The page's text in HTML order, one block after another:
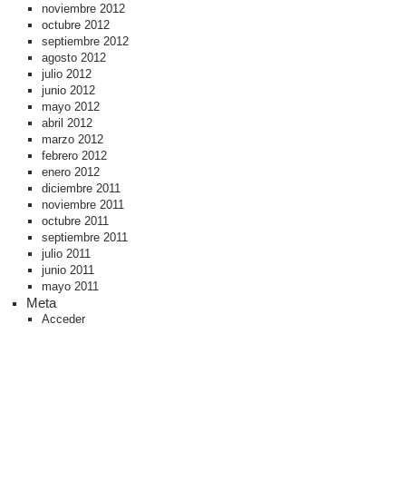
noviembre 2012
octubre 2012
septiembre 2012
agosto 2012
julio 2012
junio 2012
mayo 2012
abril 2012
marzo 2012
febrero 2012
enero 2012
diciembre 2011
noviembre 2011
octubre 2011
septiembre 2011
julio 2011
junio 2011
mayo 2011
Meta
Acceder